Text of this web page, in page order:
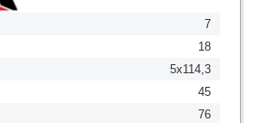
7
18
5x114,3
45
76